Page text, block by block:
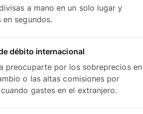
a mano en un solo lugar y
segundos.
débito internacional
preocuparte por los sobreprecios en
o las altas comisiones por
gastes en el extranjero.